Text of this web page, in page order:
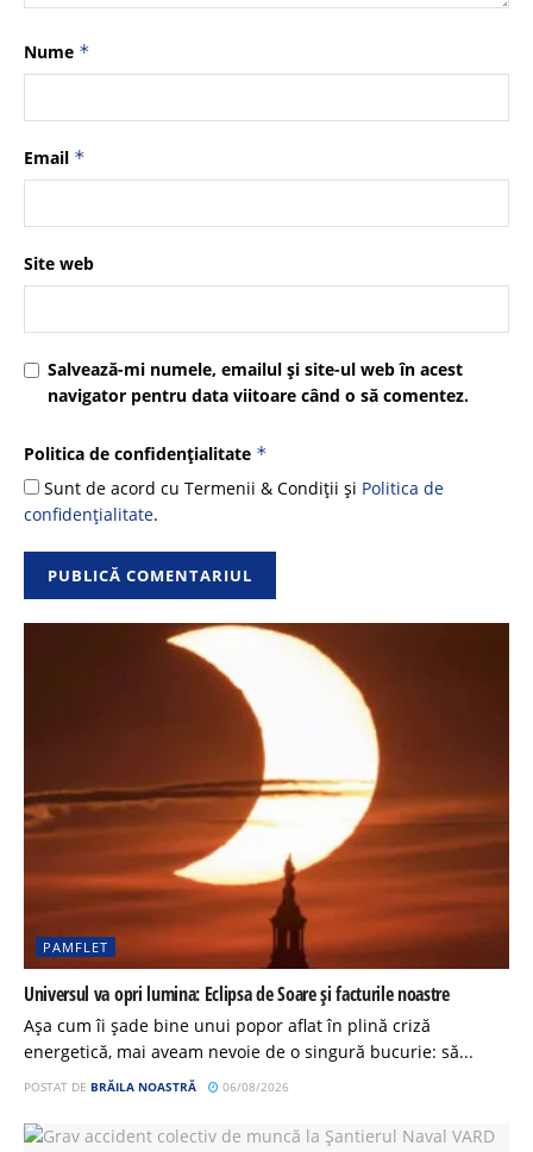
Nume *
Email *
Site web
Salvează-mi numele, emailul și site-ul web în acest
navigator pentru data viitoare când o să comentez.
Politica de confidențialitate *
Sunt de acord cu Termenii & Condiții și Politica de
confidențialitate.
PAMFLET
Universul va opri lumina: Eclipsa de Soare și facturile noastre
Așa cum îi șade bine unui popor aflat în plină criză
energetică, mai aveam nevoie de o singură bucurie: să...
POSTAT DE BRĂILA NOASTRĂ 06/08/2026